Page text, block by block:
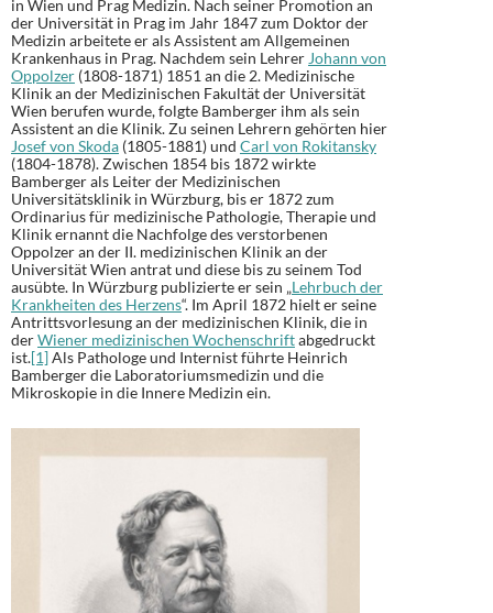
in Wien und Prag Medizin. Nach seiner Promotion an
der Universität in Prag im Jahr 1847 zum Doktor der
Medizin arbeitete er als Assistent am Allgemeinen
Krankenhaus in Prag. Nachdem sein Lehrer Johann von
Oppolzer (1808-1871) 1851 an die 2. Medizinische
Klinik an der Medizinischen Fakultät der Universität
Wien berufen wurde, folgte Bamberger ihm als sein
Assistent an die Klinik. Zu seinen Lehrern gehörten hier
Josef von Skoda (1805-1881) und Carl von Rokitansky
(1804-1878). Zwischen 1854 bis 1872 wirkte
Bamberger als Leiter der Medizinischen
Universitätsklinik in Würzburg, bis er 1872 zum
Ordinarius für medizinische Pathologie, Therapie und
Klinik ernannt die Nachfolge des verstorbenen
Oppolzer an der II. medizinischen Klinik an der
Universität Wien antrat und diese bis zu seinem Tod
ausübte. In Würzburg publizierte er sein „Lehrbuch der
Krankheiten des Herzens“. Im April 1872 hielt er seine
Antrittsvorlesung an der medizinischen Klinik, die in
derWiener medizinischen Wochenschriftabgedruckt
ist.[1]Als Pathologe und Internist führte Heinrich
Bamberger die Laboratoriumsmedizin und die
Mikroskopie in die Innere Medizin ein.